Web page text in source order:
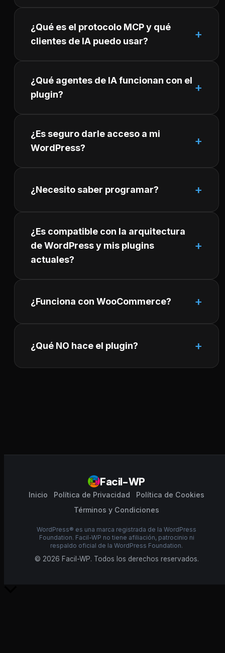
¿Qué es el protocolo MCP y qué
clientes de IA puedo usar?
¿Qué agentes de IA funcionan con el
plugin?
¿Es seguro darle acceso a mi
WordPress?
¿Necesito saber programar?
¿Es compatible con la arquitectura
de WordPress y mis plugins
actuales?
¿Funciona con WooCommerce?
¿Qué NO hace el plugin?
Facil-WP
Inicio Política de Privacidad
Política de Cookies
Términos y Condiciones
WordPress® es una marca registrada de la WordPress
Foundation. Facil-WP no tiene afiliación, patrocinio ni
respaldo oficial de la WordPress Foundation.
© 2026 Facil-WP. Todos los derechos reservados.